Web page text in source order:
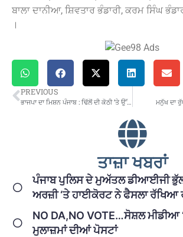
ਬਾਲਾ ਦਾਨੀਆ, ਸ਼ਿਵਤਾਰ ਭੰਡਾਰੀ, ਕਰਮ ਸਿੰਘ
।
PREVIOUS
ਭਾਜਪਾ ਦਾ ਮਿਸ਼ਨ ਪੰਜਾਬ : ਢਿੱਲੋਂ ਦੀ ਕੋਠੀ ’ਤੇ ਉੱਗਿਆ ਕਮਲ ਮਨੁੱਖ ਦਾ
ਤਾਜ਼ਾ ਖਬਰਾਂ
ਪੰਜਾਬ ਪੁਲਿਸ ਦੇ ਮੁਅੱਤਲ ਡੀਆਈਜੀ
ਅਰਜ਼ੀ ‘ਤੇ ਹਾਈਕੋਰਟ ਨੇ ਫੈਸਲਾ ਰੱਖਿਆ
NO DA,NO VOTE…ਸੋਸ਼ਲ ਮੀਡੀਆ
ਮੁਲਾਜ਼ਮਾਂ ਦੀਆਂ ਪੋਸਟਾਂ